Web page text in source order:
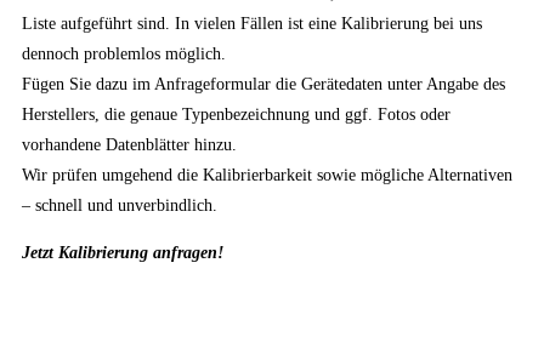
Liste aufgeführt sind. In vielen Fällen ist eine Kalibrierung bei uns
dennoch problemlos möglich.
Fügen Sie dazu im Anfrageformular die Gerätedaten unter Angabe des
Herstellers, die genaue Typenbezeichnung und ggf. Fotos oder
vorhandene Datenblätter hinzu.
Wir prüfen umgehend die Kalibrierbarkeit sowie mögliche Alternativen
– schnell und unverbindlich.
Jetzt Kalibrierung anfragen!